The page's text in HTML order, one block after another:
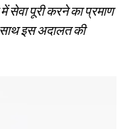
सेवा पूरी करने का प्रमाण
इस अदालत की